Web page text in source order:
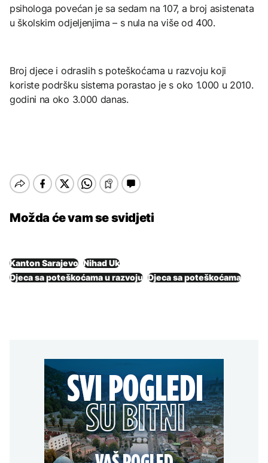
psihologa povećan je sa sedam na 107, a broj asistenata
u školskim odjeljenjima – s nula na više od 400.
Broj djece i odraslih s poteškoćama u razvoju koji
koriste podršku sistema porastao je s oko 1.000 u 2010.
godini na oko 3.000 danas.
Možda će vam se svidjeti
Kanton Sarajevo Nihad Uk
Djeca sa poteškoćama u razvoju Djeca sa poteškoćama